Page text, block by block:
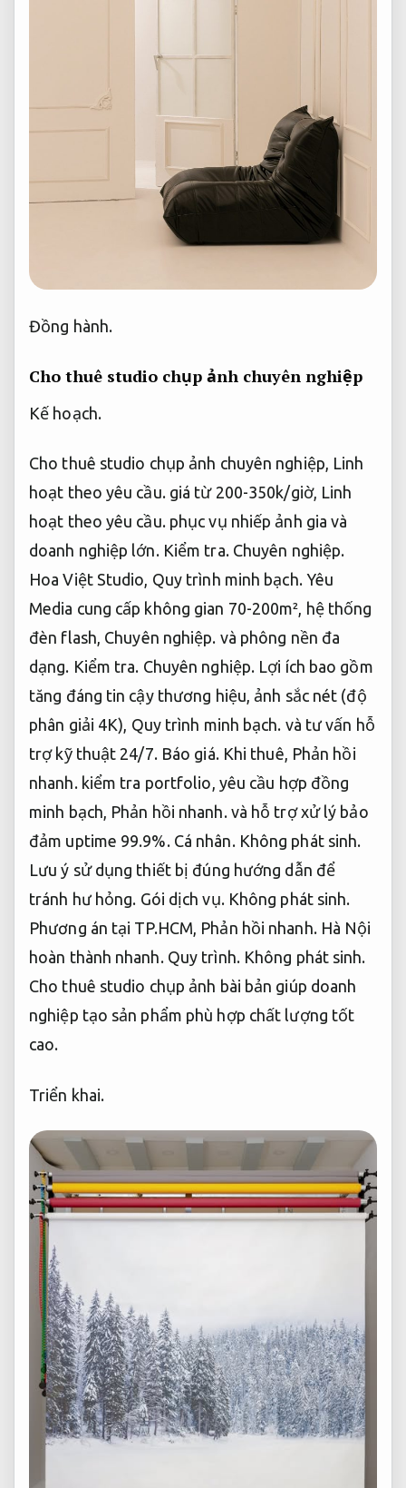
Đồng hành.
Cho thuê studio chụp ảnh chuyên nghiệp
Kế hoạch.
Cho thuê studio chụp ảnh chuyên nghiệp, Linh
hoạt theo yêu cầu.giá từ 200-350k/giờ, Linh
hoạt theo yêu cầu.phục vụ nhiếp ảnh gia và
doanh nghiệp lớn. Kiểm tra. Chuyên nghiệp.
Hoa Việt Studio, Quy trình minh bạch.Yêu
Media cung cấp không gian 70-200m², hệ thống
đèn flash, Chuyên nghiệp. và phông nền đa
dạng. Kiểm tra. Chuyên nghiệp. Lợi ích bao gồm
tăng đáng tin cậy thương hiệu, ảnh sắc nét (độ
phân giải 4K), Quy trình minh bạch. và tư vấn hỗ
trợ kỹ thuật 24/7. Báo giá.Khi thuê, Phản hồi
nhanh.kiểm tra portfolio, yêu cầu hợp đồng
minh bạch, Phản hồi nhanh.và hỗ trợ xử lý bảo
đảm uptime 99.9%. Cá nhân. Không phát sinh.
Lưu ý sử dụng thiết bị đúng hướng dẫn để
tránh hư hỏng. Gói dịch vụ. Không phát sinh.
Phương án tại TP.HCM, Phản hồi nhanh.Hà Nội
hoàn thành nhanh. Quy trình. Không phát sinh.
Cho thuê studio chụp ảnh bài bản giúp doanh
nghiệp tạo sản phẩm phù hợp chất lượng tốt
cao.
Triển khai.